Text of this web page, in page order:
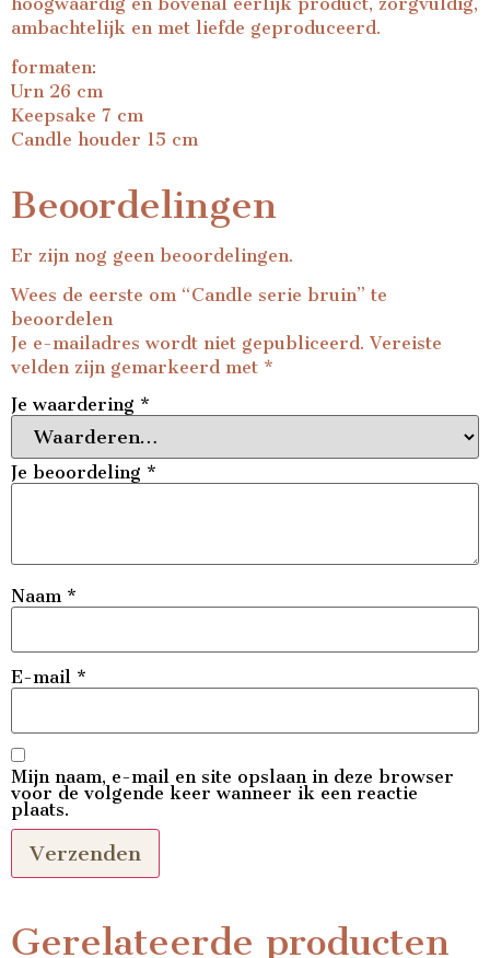
ambachtelijk en met liefde geproduceerd.
formaten:
Urn 26 cm
Keepsake 7 cm
Candle houder 15 cm
Beoordelingen
Er zijn nog geen beoordelingen.
Wees de eerste om “Candle serie bruin” te
beoordelen
Je e-mailadres wordt niet gepubliceerd. Vereiste
velden zijn gemarkeerd met *
Je waardering *
Je beoordeling *
Naam *
E-mail *
Mijn naam, e-mail en site opslaan in deze browser
voor de volgende keer wanneer ik een reactie
plaats.
Gerelateerde producten